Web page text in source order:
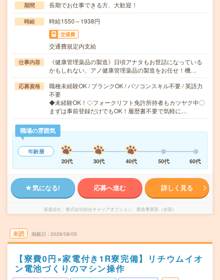
期間 長期でお仕事できる方、大歓迎！
時給 時給1550～1938円
交通費
交通費規定内支給
仕事内容
《健康管理薬品の製造》日頃アナタもお世話になっている
かもしれない、アノ健康管理薬品の製造をお任せ！機…
応募資格
職種未経験OK / ブランクOK / パソコンスキル不要 / 英語力
不要
◆未経験OK！◇フォークリフト免許所持者もカツヤク中〇
まずは事前登録だけでもOK！履歴書不要で気軽に…
職場の雰囲気
年齢層
20代
30代 40代 50代 60代
気になる! 応募へ進む 詳しく見る
派遣会社 株式会社綜合キャリアオプション 製造事業部（全国）
未読 掲載日 2026/08/05
【寮費0円×家電付き1R寮完備】リチウムイオ
ン電池づくりのマシン操作